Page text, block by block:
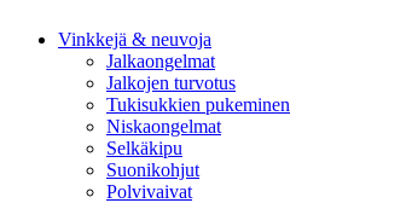
Vinkkejä & neuvoja
Jalkaongelmat
Jalkojen turvotus
Tukisukkien pukeminen
Niskaongelmat
Selkäkipu
Suonikohjut
Polvivaivat